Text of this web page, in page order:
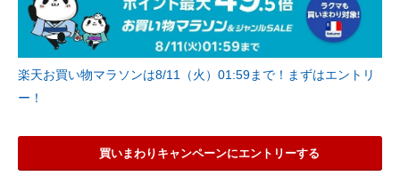
楽天お買い物マラソンは8/11（火）01:59まで！まずはエントリ
ー！
買いまわりキャンペーンにエントリーする